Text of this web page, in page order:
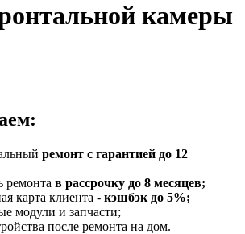
камеры
ремонт с гарантией до 12
ремонта в рассрочку до 8 месяцев;
карта клиента - кэшбэк до 5%;
модули и запчасти;
после ремонта на дом.